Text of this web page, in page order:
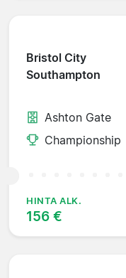
Bristol City
Southampton
Ashton Gate
Championship
HINTA ALK.
156 €